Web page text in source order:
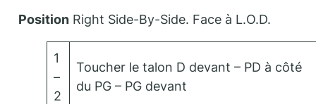
Position Right Side-By-Side. Face à L.O.D.
1
–
2
Toucher le talon D devant – PD à côté
du PG – PG devant